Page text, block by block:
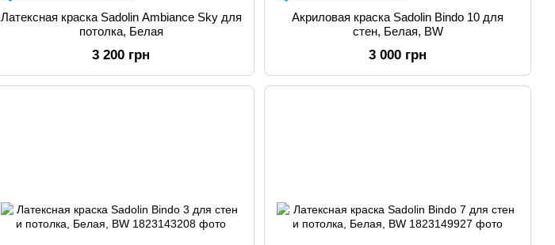
Латексная краска Sadolin Ambiance Sky для
потолка, Белая
3 200 грн
Акриловая краска Sadolin Bindo 10 для
стен, Белая, BW
3 000 грн